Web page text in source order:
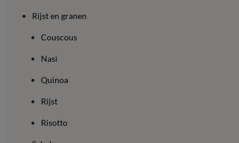
Rijst en granen
Couscous
Nasi
Quinoa
Rijst
Risotto